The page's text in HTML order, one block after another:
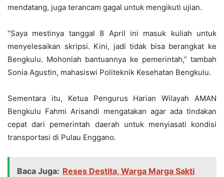
mendatang, juga terancam gagal untuk mengikuti ujian.
“Saya mestinya tanggal 8 April ini masuk kuliah untuk
menyelesaikan skripsi. Kini, jadi tidak bisa berangkat ke
Bengkulu. Mohonlah bantuannya ke pemerintah,” tambah
Sonia Agustin, mahasiswi Politeknik Kesehatan Bengkulu.
Sementara itu, Ketua Pengurus Harian Wilayah AMAN
Bengkulu Fahmi Arisandi mengatakan agar ada tindakan
cepat dari pemerintah daerah untuk menyiasati kondisi
transportasi di Pulau Enggano.
Baca Juga: Reses Destita, Warga Marga Sakti